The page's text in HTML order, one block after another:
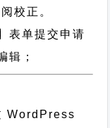
校正。
表单提交申请
辑；
WordPress